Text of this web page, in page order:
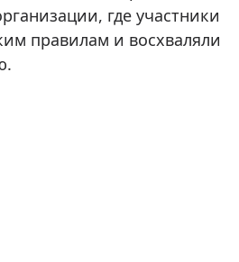
где участники
правилам и восхваляли